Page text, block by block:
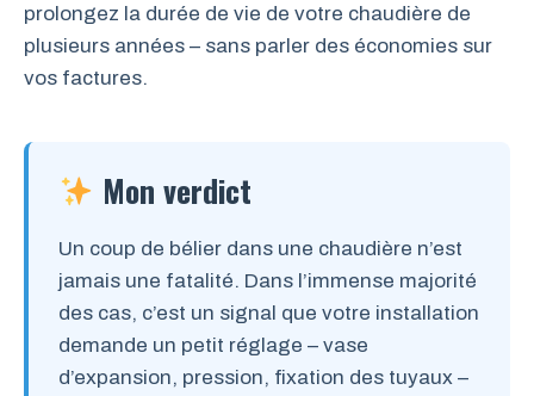
prolongez la durée de vie de votre chaudière de
plusieurs années – sans parler des économies sur
vos factures.
Mon verdict
Un coup de bélier dans une chaudière n’est
jamais une fatalité. Dans l’immense majorité
des cas, c’est un signal que votre installation
demande un petit réglage – vase
d’expansion, pression, fixation des tuyaux –